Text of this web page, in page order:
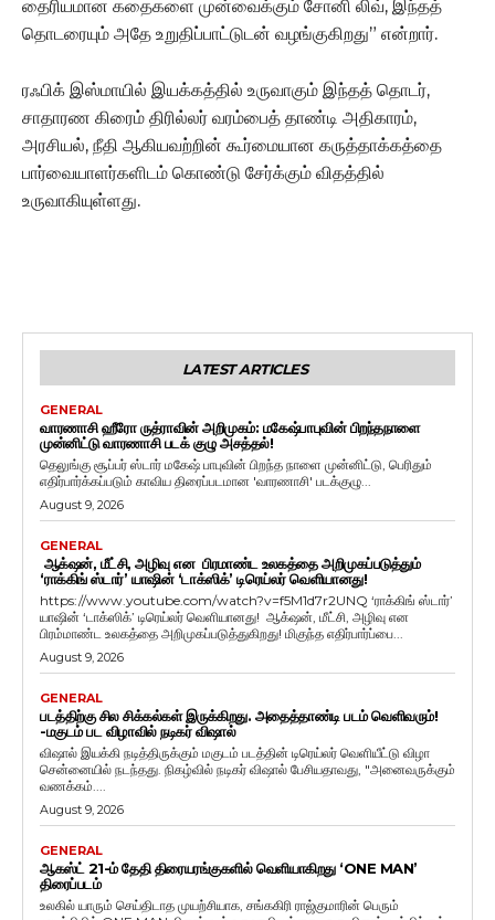
தைரியமான கதைகளை முன்வைக்கும் சோனி லிவ், இந்தத்
தொடரையும் அதே உறுதிப்பாட்டுடன் வழங்குகிறது” என்றார்.
ரஃபிக் இஸ்மாயில் இயக்கத்தில் உருவாகும் இந்தத் தொடர்,
சாதாரண கிரைம் திரில்லர் வரம்பைத் தாண்டி அதிகாரம்,
அரசியல், நீதி ஆகியவற்றின் கூர்மையான கருத்தாக்கத்தை
பார்வையாளர்களிடம் கொண்டு சேர்க்கும் விதத்தில்
உருவாகியுள்ளது.
LATEST ARTICLES
GENERAL
வாரணாசி ஹீரோ ருத்ராவின் அறிமுகம்: மகேஷ்பாபுவின் பிறந்தநாளை
முன்னிட்டு வாரணாசி படக் குழு அசத்தல்!
தெலுங்கு சூப்பர் ஸ்டார் மகேஷ் பாபுவின் பிறந்த நாளை முன்னிட்டு, பெரிதும்
எதிர்பார்க்கப்படும் காவிய திரைப்படமான 'வாரணாசி' படக்குழு...
August 9, 2026
GENERAL
ஆக்‌ஷன், மீட்சி, அழிவு என பிரமாண்ட உலகத்தை அறிமுகப்படுத்தும்
‘ராக்கிங் ஸ்டார்’ யாஷின் ‘டாக்ஸிக்’ டிரெய்லர் வெளியானது!
https://www.youtube.com/watch?v=f5M1d7r2UNQ ‘ராக்கிங் ஸ்டார்’
யாஷின் ‘டாக்ஸிக்’ டிரெய்லர் வெளியானது! ஆக்‌ஷன், மீட்சி, அழிவு என
பிரம்மாண்ட உலகத்தை அறிமுகப்படுத்துகிறது! மிகுந்த எதிர்பார்ப்பை...
August 9, 2026
GENERAL
படத்திற்கு சில சிக்கல்கள் இருக்கிறது. அதைத்தாண்டி படம் வெளிவரும்!
-மகுடம் பட விழாவில் நடிகர் விஷால்
விஷால் இயக்கி நடித்திருக்கும் மகுடம் படத்தின் டிரெய்லர் வெளியீட்டு விழா
சென்னையில் நடந்தது. நிகழ்வில் நடிகர் விஷால் பேசியதாவது, "அனைவருக்கும்
வணக்கம்....
August 9, 2026
GENERAL
ஆகஸ்ட் 21-ம் தேதி திரையரங்குகளில் வெளியாகிறது ‘ONE MAN’
திரைப்படம்
உலகில் யாரும் செய்திடாத முயற்சியாக, சங்ககிரி ராஜ்குமாரின் பெரும்